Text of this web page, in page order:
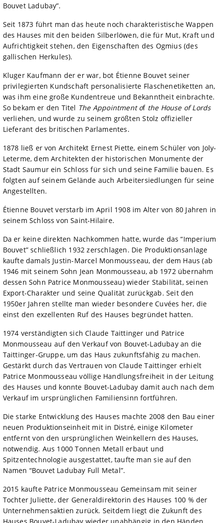
Bouvet Ladubay”.
Seit 1873 führt man das heute noch charakteristische Wappen
des Hauses mit den beiden Silberlöwen, die für Mut, Kraft und
Aufrichtigkeit stehen, den Eigenschaften des Ogmius (des
gallischen Herkules).
Kluger Kaufmann der er war, bot Étienne Bouvet seiner
privilegierten Kundschaft personalisierte Flaschenetiketten an,
was ihm eine große Kundentreue und Bekanntheit einbrachte.
So bekam er den Titel The Appointment of the House of Lords
verliehen, und wurde zu seinem größten Stolz offizieller
Lieferant des britischen Parlamentes.
1878 ließ er von Architekt Ernest Piette, einem Schüler von Joly-
Leterme, dem Architekten der historischen Monumente der
Stadt Saumur ein Schloss für sich und seine Familie bauen. Es
folgten auf seinem Gelände auch Arbeitersiedlungen für seine
Angestellten.
Étienne Bouvet verstarb im April 1908 im Alter von 80 Jahren in
seinem Schloss von Saint-Hilaire.
Da er keine direkten Nachkommen hatte, wurde das “Imperium
Bouvet” schließlich 1932 zerschlagen. Die Produktionsanlage
kaufte damals Justin-Marcel Monmousseau, der dem Haus (ab
1946 mit seinem Sohn Jean Monmousseau, ab 1972 übernahm
dessen Sohn Patrice Monmousseau) wieder Stabilität, seinen
Export-Charakter und seine Qualität zurückgab. Seit den
1950er Jahren stellte man wieder besondere Cuvées her, die
einst den exzellenten Ruf des Hauses begründet hatten.
1974 verständigten sich Claude Taittinger und Patrice
Monmousseau auf den Verkauf von Bouvet-Ladubay an die
Taittinger-Gruppe, um das Haus zukunftsfähig zu machen.
Gestärkt durch das Vertrauen von Claude Taittinger erhielt
Patrice Monmousseau völlige Handlungsfreiheit in der Leitung
des Hauses und konnte Bouvet-Ladubay damit auch nach dem
Verkauf im ursprünglichen Familiensinn fortführen.
Die starke Entwicklung des Hauses machte 2008 den Bau einer
neuen Produktionseinheit mit in Distré, einige Kilometer
entfernt von den ursprünglichen Weinkellern des Hauses,
notwendig. Aus 1000 Tonnen Metall erbaut und
Spitzentechnologie ausgestattet, taufte man sie auf den
Namen “Bouvet Ladubay Full Metal”.
2015 kaufte Patrice Monmousseau Gemeinsam mit seiner
Tochter Juliette, der Generaldirektorin des Hauses 100 % der
Unternehmensaktien zurück. Seitdem liegt die Zukunft des
Hauses Bouvet-Ladubay wieder unabhängig in den Händen